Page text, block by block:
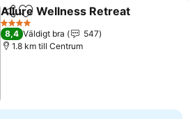
Dela Lägg till i Mina Favoriter
Allure Wellness Retreat
4 Stjärnor
8,4 Väldigt bra
547
1.8 km till Centrum